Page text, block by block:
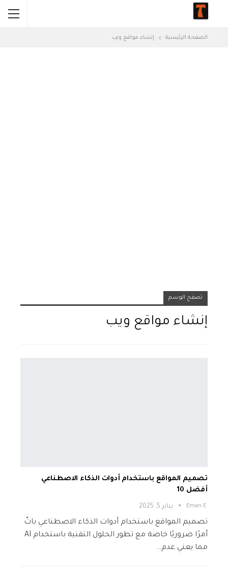
الصفحة الرئيسية إنشاء مواقع ويب
تصفح الوسم
إنشاء مواقع ويب
تصميم المواقع باستخدام أدوات الذكاء الاصطناعي
أفضل 10
.Eman E يناير 5, 2025
تصميم المواقع باستخدام أدوات الذكاء الاصطناعي باتّ
أمرًا ضروريًا خاصة مع تطور الحلول التقنية باستخدام AI
مما يعني عدم…